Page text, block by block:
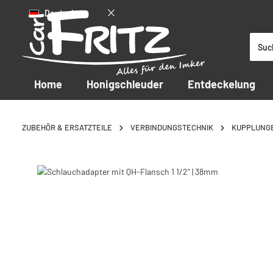
Hauptinhalt springen
Zur Suche springen
Zur Hauptnavigation springen
Deutsch
Home Honigschleuder Entdeckelung
ZUBEHÖR & ERSATZTEILE VERBINDUNGSTECHNIK
Bildergalerie überspringen